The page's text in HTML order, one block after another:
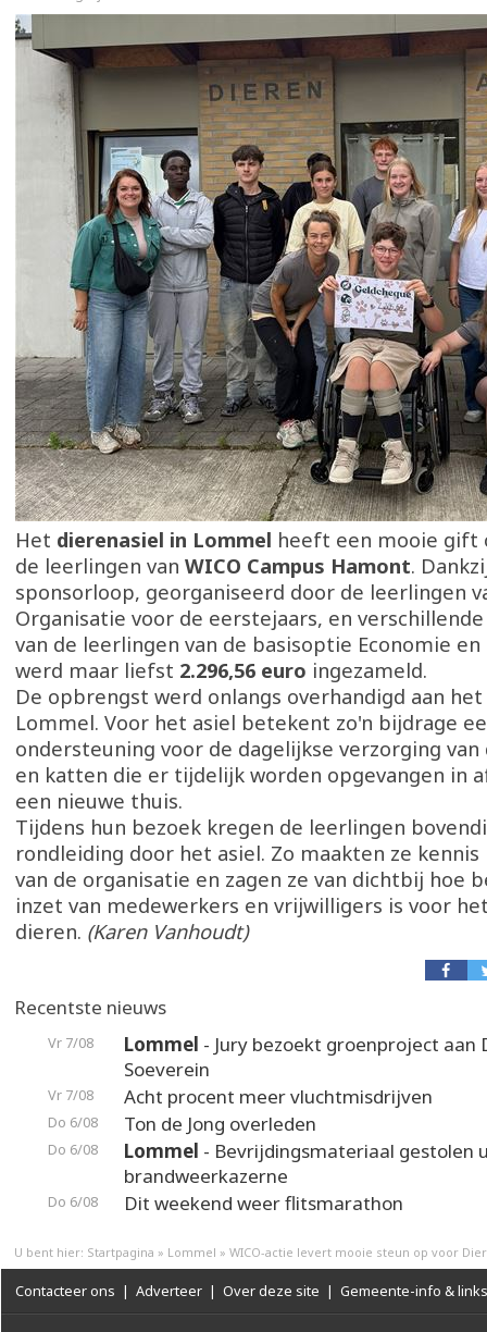
Het dierenasiel in Lommel heeft een mooie gift
de leerlingen van WICO Campus Hamont.
sponsorloop, georganiseerd door de leerlingen
Organisatie voor de eerstejaars, en
van de leerlingen van de basisoptie Economie
werd maar liefst 2.296,56 euro ingezameld.
De opbrengst werd onlangs overhandigd aan
Lommel. Voor het asiel betekent zo'n bijdrage
ondersteuning voor de dagelijkse verzorging van
en katten die er tijdelijk worden opgevangen in
een nieuwe thuis.
Tijdens hun bezoek kregen de leerlingen
rondleiding door het asiel. Zo maakten ze
van de organisatie en zagen ze van dichtbij hoe
inzet van medewerkers en vrijwilligers is voor
dieren. (Karen Vanhoudt)
Recentste nieuws
Vr 7/08 Lommel - Jury bezoekt groenproject aan
Soeverein
Vr 7/08 Acht procent meer vluchtmisdrijven
Do 6/08 Ton de Jong overleden
Do 6/08 Lommel - Bevrijdingsmateriaal gestolen
brandweerkazerne
Do 6/08 Dit weekend weer flitsmarathon
U bent hier: Startpagina » Lommel » WICO-actie levert mooie steun op voor
Contacteer ons | Adverteer | Over deze site | Gemeente-info & links